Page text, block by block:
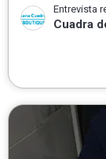
Entrevista
Cuadra